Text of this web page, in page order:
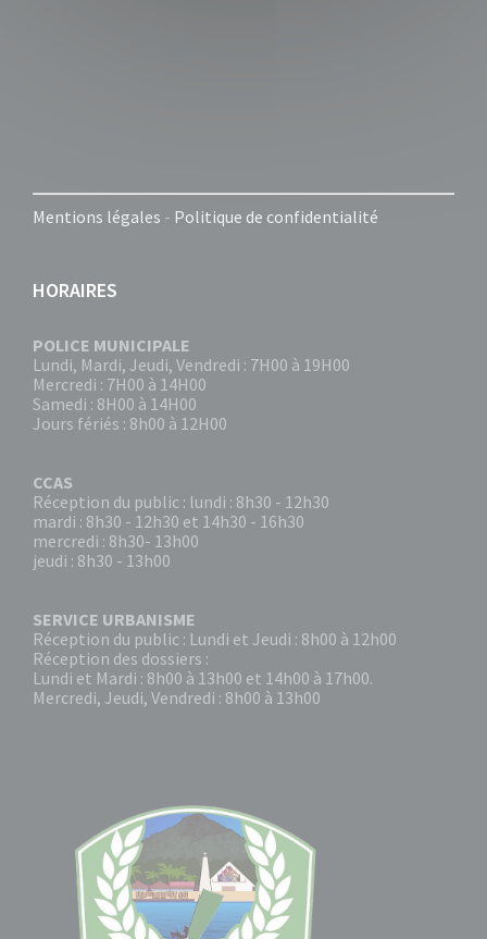
Mentions légales - Politique de confidentialité
HORAIRES
POLICE MUNICIPALE
Lundi, Mardi, Jeudi, Vendredi : 7H00 à 19H00
Mercredi : 7H00 à 14H00
Samedi : 8H00 à 14H00
Jours fériés : 8h00 à 12H00
CCAS
Réception du public : lundi : 8h30 - 12h30
mardi : 8h30 - 12h30 et 14h30 - 16h30
mercredi : 8h30- 13h00
jeudi : 8h30 - 13h00
SERVICE URBANISME
Réception du public : Lundi et Jeudi : 8h00 à 12h00
Réception des dossiers :
Lundi et Mardi : 8h00 à 13h00 et 14h00 à 17h00.
Mercredi, Jeudi, Vendredi : 8h00 à 13h00